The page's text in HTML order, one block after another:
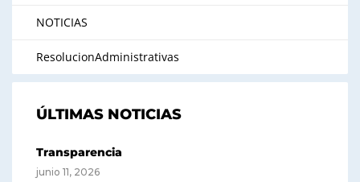
NOTICIAS
ResolucionAdministrativas
ÚLTIMAS NOTICIAS
Transparencia
junio 11, 2026